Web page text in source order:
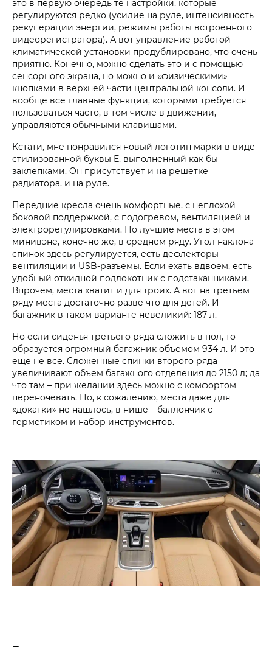
это в первую очередь те настройки, которые
регулируются редко (усилие на руле, интенсивность
рекуперации энергии, режимы работы встроенного
видеорегистратора). А вот управление работой
климатической установки продублировано, что очень
приятно. Конечно, можно сделать это и с помощью
сенсорного экрана, но можно и «физическими»
кнопками в верхней части центральной консоли. И
вообще все главные функции, которыми требуется
пользоваться часто, в том числе в движении,
управляются обычными клавишами.
Кстати, мне понравился новый логотип марки в виде
стилизованной буквы Е, выполненный как бы
заклепками. Он присутствует и на решетке
радиатора, и на руле.
Передние кресла очень комфортные, с неплохой
боковой поддержкой, с подогревом, вентиляцией и
электрорегулировками. Но лучшие места в этом
минивэне, конечно же, в среднем ряду. Угол наклона
спинок здесь регулируется, есть дефлекторы
вентиляции и USB-разъемы. Если ехать вдвоем, есть
удобный откидной подлокотник с подстаканниками.
Впрочем, места хватит и для троих. А вот на третьем
ряду места достаточно разве что для детей. И
багажник в таком варианте невеликий: 187 л.
Но если сиденья третьего ряда сложить в пол, то
образуется огромный багажник объемом 934 л. И это
еще не все. Сложенные спинки второго ряда
увеличивают объем багажного отделения до 2150 л; да
что там – при желании здесь можно с комфортом
переночевать. Но, к сожалению, места даже для
«докатки» не нашлось, в нише – баллончик с
герметиком и набор инструментов.